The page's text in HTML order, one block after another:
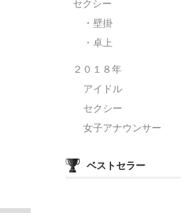
セクシー
・壁掛
・卓上
２０１８年
アイドル
セクシー
女子アナウンサー
ベストセラー